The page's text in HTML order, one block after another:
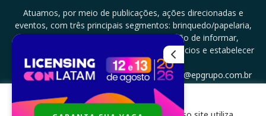
Atuamos, por meio de publicações, ações direcionadas e
eventos, com três principais segmentos: brinquedo/papelaria,
licenciamento e zero a três com a missão de informar,
documentar, proporcionar encontro de negócios e estabelecer
parcerias.
CONTATO: +5511994513097 - atendimento@epgrupo.com.br